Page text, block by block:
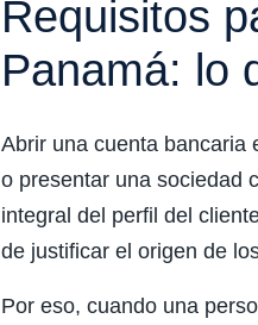
Requisitos
Panamá: lo
Abrir una cuenta bancaria
o presentar una sociedad
integral del perfil del
de justificar el origen de
Por eso, cuando una